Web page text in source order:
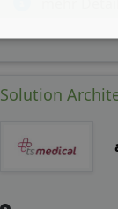
Solution